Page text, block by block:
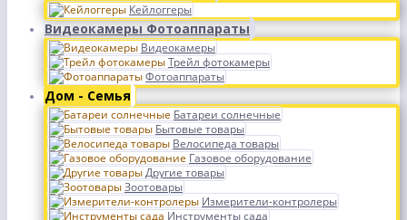
Кейлоггеры
Видеокамеры Фотоаппараты
Видеокамеры
Трейл фотокамеры
Фотоаппараты
Дом - Семья
Батареи солнечные
Бытовые товары
Велосипеда товары
Газовое оборудование
Другие товары
Зоотовары
Измерители-контролеры
Инструменты сада